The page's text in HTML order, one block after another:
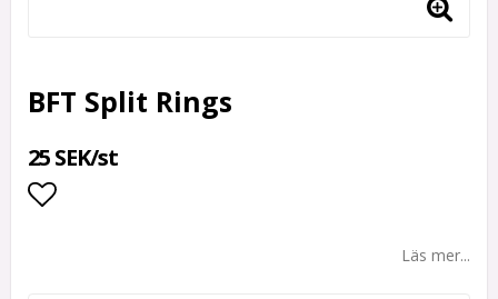
BFT Split Rings
25 SEK/st
Läs mer...